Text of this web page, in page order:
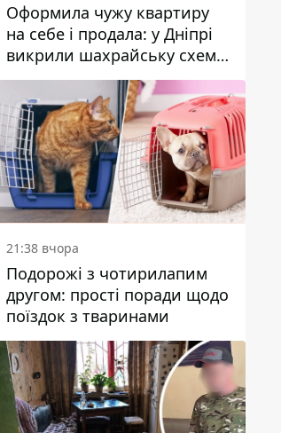
Оформила чужу квартиру
на себе і продала: у Дніпрі
викрили шахрайську схему
з нерухомістю
21:38 вчора
Подорожі з чотирилапим
другом: прості поради щодо
поїздок з тваринами